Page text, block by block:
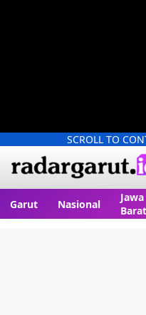
SCROLL TO
Garut Nasional
Jawa
Barat